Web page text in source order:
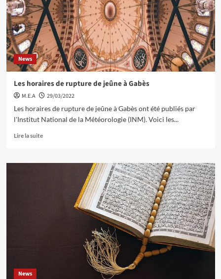
News
Les horaires de rupture de jeûne à Gabès
M.E.A
29/03/2022
Les horaires de rupture de jeûne à Gabès ont été publiés par
l'Institut National de la Météorologie (INM). Voici les...
Lire la suite
News